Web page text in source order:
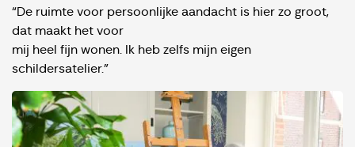
“De ruimte voor persoonlijke aandacht is hier zo groot,
dat maakt het voor
mij heel fijn wonen. Ik heb zelfs mijn eigen
schildersatelier.”